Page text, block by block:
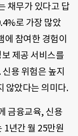
채무가 있다고 답
로 가장 많았
참여한 경험이
제공 서비스를
용 위험은 높지
않았다는 의미다.
금융교육, 신용
1년간 월 25만원